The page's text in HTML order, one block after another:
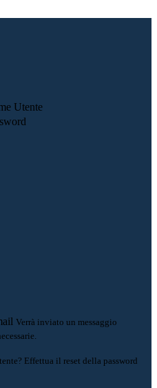
Utente
Verrà inviato un messaggio
Effettua il reset della password